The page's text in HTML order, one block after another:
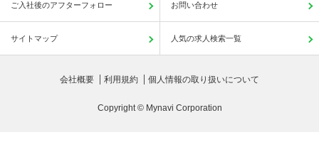
ご入社後のアフターフォロー お問い合わせ
サイトマップ 人気の求人検索一覧
会社概要 利用規約 個人情報の取り扱いについて
Copyright © Mynavi Corporation